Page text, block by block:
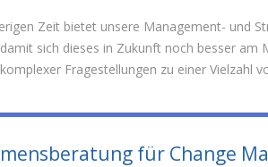
Zeit bietet unsere Management- und
sich dieses in Zukunft noch besser
Fragestellungen zu einer Vielzahl
für Change